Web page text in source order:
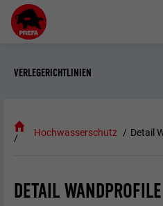
VERLEGERICHTLINIEN
Hochwasserschutz Detail
DETAIL WANDPROFILE